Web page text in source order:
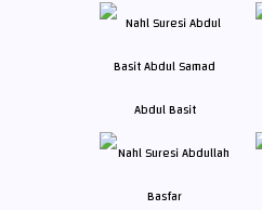
Abdul Basit